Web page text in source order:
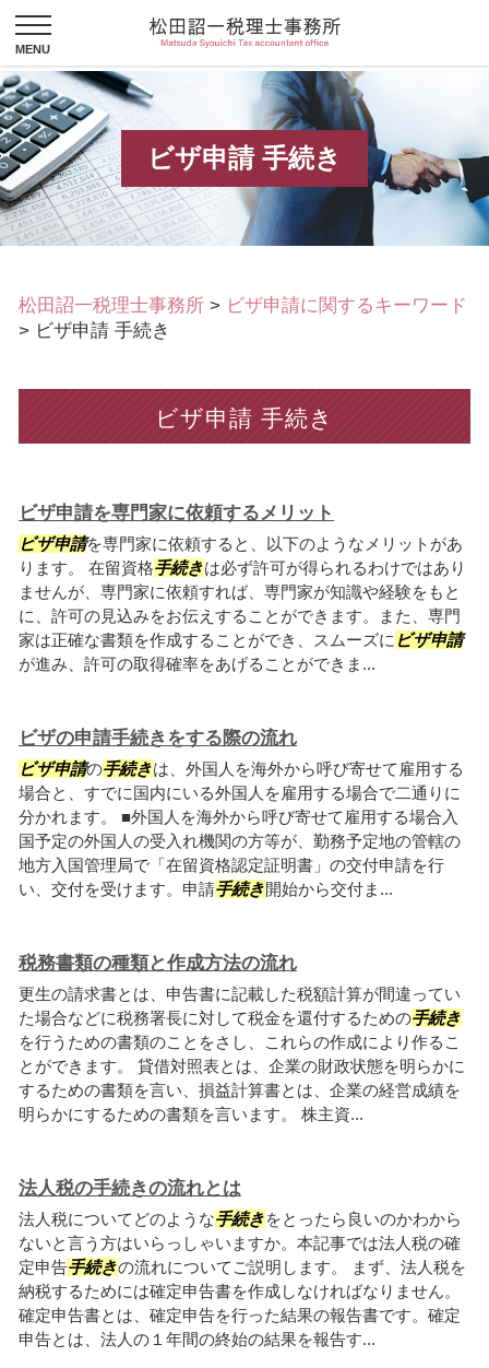
ビザ申請 手続き
松田詔一税理士事務所 > ビザ申請に関するキーワード
> ビザ申請 手続き
ビザ申請 手続き
ビザ申請を専門家に依頼するメリット
ビザ申請を専門家に依頼すると、以下のようなメリットがあ
ります。 在留資格手続きは必ず許可が得られるわけではあり
ませんが、専門家に依頼すれば、専門家が知識や経験をもと
に、許可の見込みをお伝えすることができます。また、専門
家は正確な書類を作成することができ、スムーズに ビザ申請
が進み、許可の取得確率をあげることができま...
ビザの申請手続きをする際の流れ
ビザ申請の手続きは、外国人を海外から呼び寄せて雇用する
場合と、すでに国内にいる外国人を雇用する場合で二通りに
分かれます。 ■外国人を海外から呼び寄せて雇用する場合入
国予定の外国人の受入れ機関の方等が、勤務予定地の管轄の
地方入国管理局で「在留資格認定証明書」の交付申請を行
い、交付を受けます。申請手続き開始から交付ま...
税務書類の種類と作成方法の流れ
更生の請求書とは、申告書に記載した税額計算が間違ってい
た場合などに税務署長に対して税金を還付するための手続き
を行うための書類のことをさし、これらの作成により作るこ
とができます。 貸借対照表とは、企業の財政状態を明らかに
するための書類を言い、損益計算書とは、企業の経営成績を
明らかにするための書類を言います。 株主資...
法人税の手続きの流れとは
法人税についてどのような手続きをとったら良いのかわから
ないと言う方はいらっしゃいますか。本記事では法人税の確
定申告手続きの流れについてご説明します。 まず、法人税を
納税するためには確定申告書を作成しなければなりません。
確定申告書とは、確定申告を行った結果の報告書です。確定
申告とは、法人の１年間の終始の結果を報告す...